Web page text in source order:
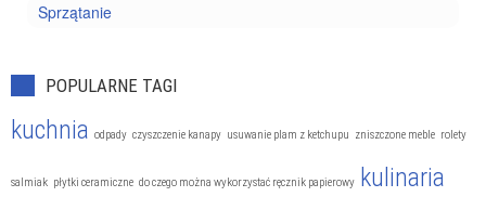
Sprzątanie
POPULARNE TAGI
kuchnia odpady czyszczenie kanapy usuwanie plam z ketchupu zniszczone meble rolety
salmiak płytki ceramiczne do czego można wykorzystać ręcznik papierowy kulinaria